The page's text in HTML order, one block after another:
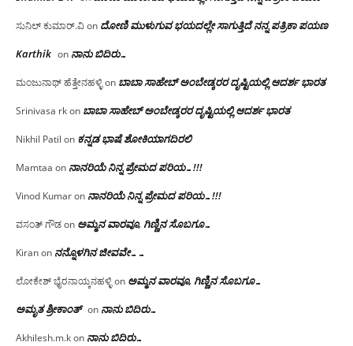
ಸುನಿಲ್ ಕುಮಾರ್.ವಿon ದೋಣಿ ಮುಳುಗುವ ಭಯದಲ್ಲೇ ಸಾಗುತ್ತಿದೆ ನನ್ನ ಪತ್ರಿಕಾ ಪಯಣ
Karthik on ನಾನು ಬಿದಿರು…
ಮಂಜುನಾಥ್ ಹೆತ್ತೇನಹಳ್ಳಿon ಬಾಬಾ ಸಾಹೇಬ್ ಅಂಬೇಡ್ಕರರ ದೃಷ್ಟಿಯಲ್ಲಿ ಆದರ್ಶ ಭಾರತ
Srinivasa rkon ಬಾಬಾ ಸಾಹೇಬ್ ಅಂಬೇಡ್ಕರರ ದೃಷ್ಟಿಯಲ್ಲಿ ಆದರ್ಶ ಭಾರತ
Nikhil Patil on ಕನ್ನಡ ಭಾಷೆ ಶೋಕಿಯಾಗದಿರಲಿ
Mamtaa on ನಾನರಿಯೆ ನಿನ್ನ ಪ್ರೇಮದ ಪರಿಯ…!!!
Vinod Kumaron ನಾನರಿಯೆ ನಿನ್ನ ಪ್ರೇಮದ ಪರಿಯ…!!!
ವಸಂತ್ ಗೌಡon ಅಮ್ಮನ ವಾರವೂ, ಗಿಣ್ಣಿನ ಸೊಬಗೂ…
Kiranon ನನ್ನೊಳಗಿನ ಜೀವವೇ……
ಲೋಕೇಶ್ ಭೈರನಾಯ್ಕನಹಳ್ಳಿon ಅಮ್ಮನ ವಾರವೂ, ಗಿಣ್ಣಿನ ಸೊಬಗೂ…
ಅಮೃತ ಶ್ರೀಕಾಂತ್ on ನಾನು ಬಿದಿರು…
Akhilesh.m.kon ನಾನು ಬಿದಿರು…